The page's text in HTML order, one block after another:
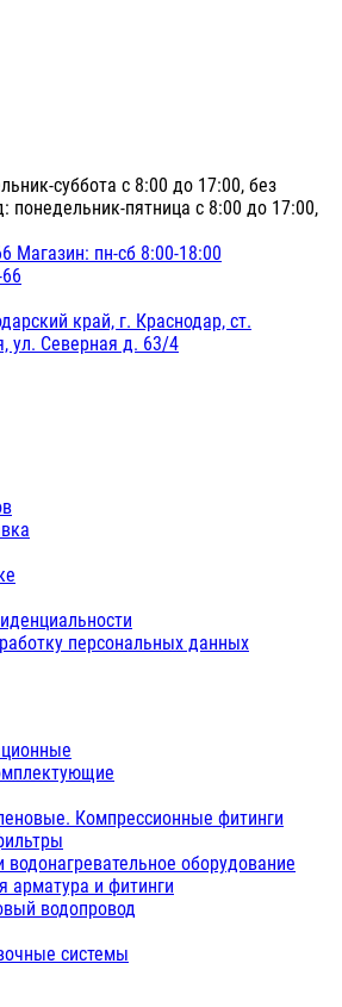
суббота с 8:00 до 17:00, без
понедельник-пятница с 8:00 до 17:00,
Магазин: пн-сб 8:00-18:00
край, г. Краснодар, ст.
ул. Северная д. 63/4
персональных данных
Компрессионные фитинги
водонагревательное оборудование
арматура и фитинги
водопровод
системы